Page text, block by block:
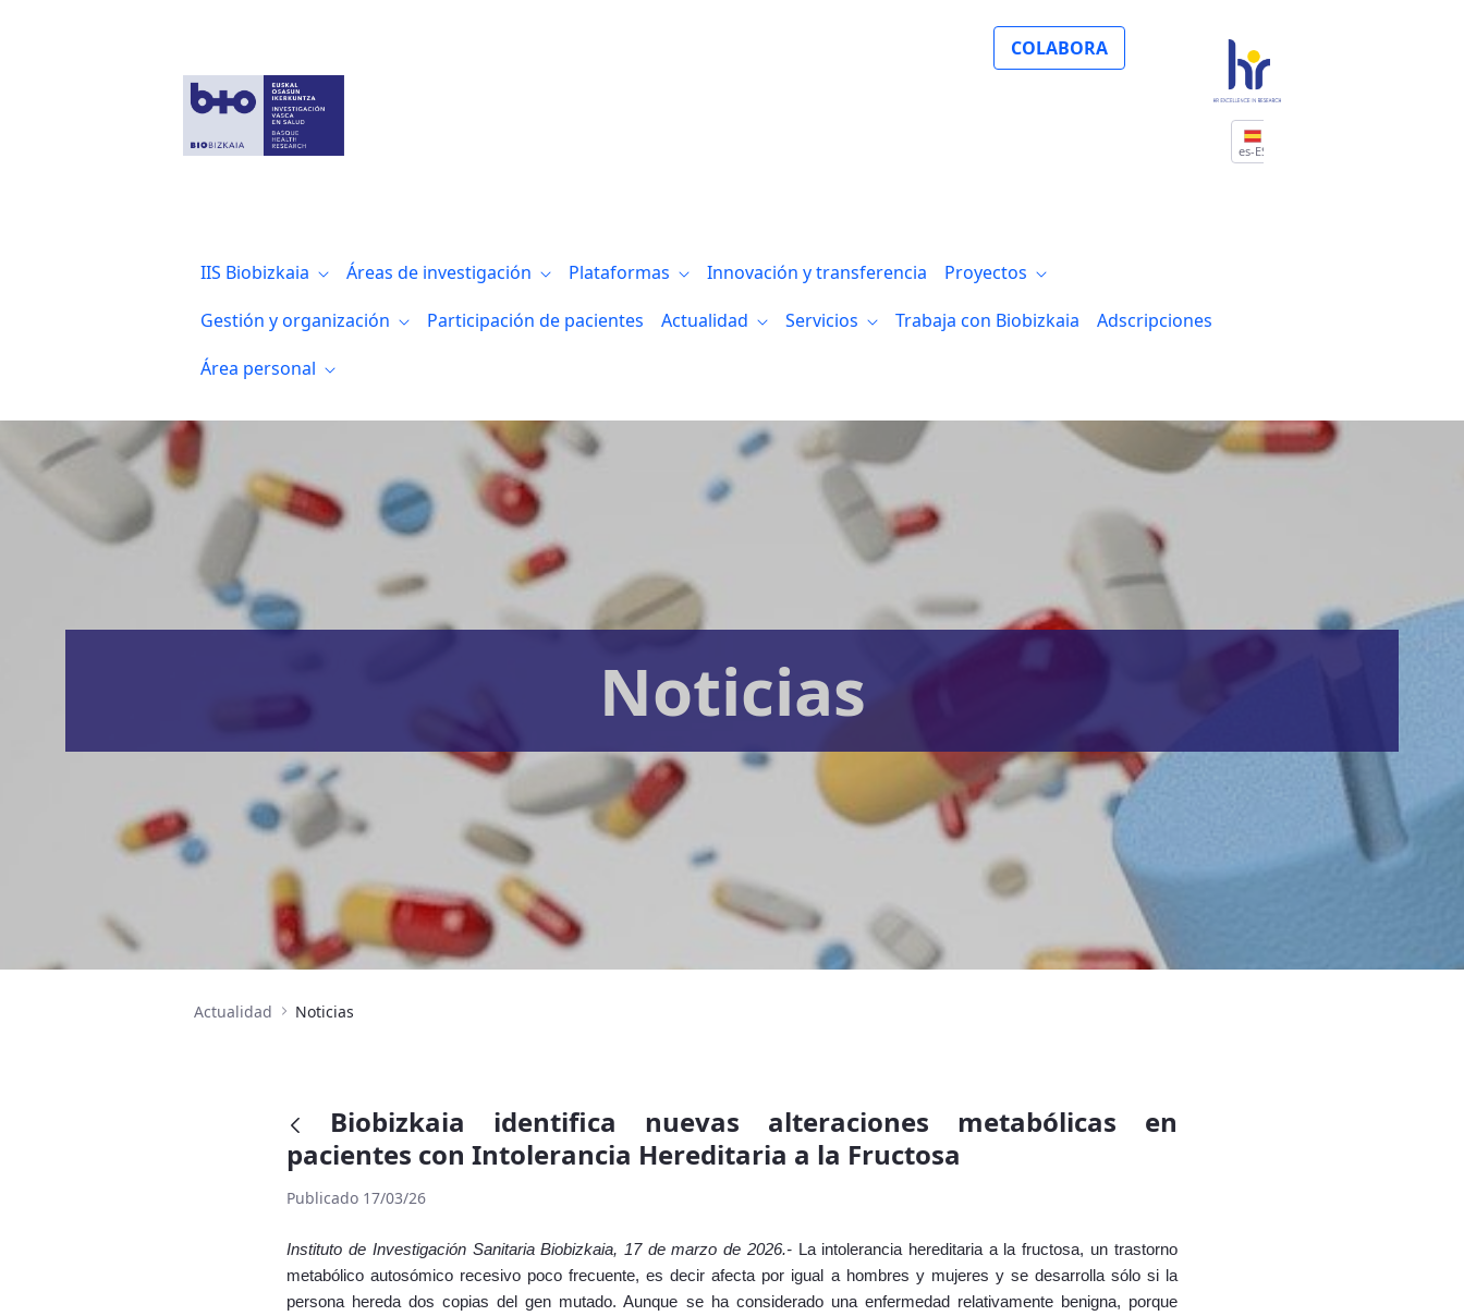
COLABORA
es-ES
IIS Biobizkaia Áreas de investigación Plataformas Innovación y transferencia
Proyectos
Gestión y organización
Participación de pacientes Actualidad Servicios Trabaja con Biobizkaia
Adscripciones
Área personal
Noticias
Actualidad Noticias
Biobizkaia identifica nuevas alteraciones metabólicas en
pacientes con Intolerancia Hereditaria a la Fructosa
Publicado 17/03/26
Instituto de Investigación Sanitaria Biobizkaia, 17 de marzo de 2026.-La intolerancia hereditaria a la fructosa, un trastorno
metabólico autosómico recesivo poco frecuente, es decir afecta por igual a hombres y mujeres y se desarrolla sólo si la
persona hereda dos copias del gen mutado. Aunque se ha considerado una enfermedad relativamente benigna, porque